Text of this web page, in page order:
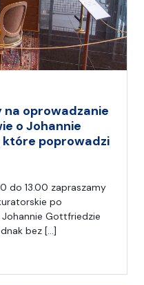
na oprowadzanie
o Johannie
poprowadzi
do 13.00 zapraszamy
po
Gottfriedzie
bez […]